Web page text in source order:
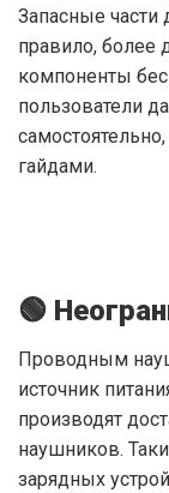
Запасные
правило, более
компоненты
пользователи
гайдами.
🟢
Проводным
источник
производят
наушников.
зарядных